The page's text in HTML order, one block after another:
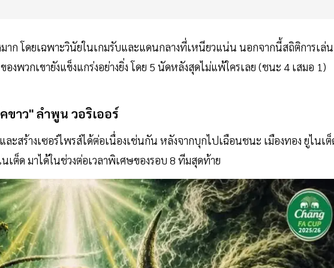
าก โดยเฉพาะวินัยในเกมรับและแดนกลางที่เหนียวแน่น นอกจากนี้สถิติการเล่น
งพวกเขายังแข็งแกร่งอย่างยิ่ง โดย 5 นัดหลังสุดไม่แพ้ใครเลย (ชนะ 4 เสมอ 1)
ขาว" ลำพูน วอริเออร์
ะสร้างเซอร์ไพรส์ได้ต่อเนื่องเช่นกัน หลังจากบุกไปเฉือนชนะ เมืองทอง ยูไนเ
ต็ด มาได้ในช่วงต่อเวลาพิเศษของรอบ 8 ทีมสุดท้าย